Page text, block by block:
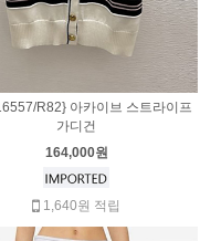
R82} 아카이브 스트라이프
가디건
164,000원
1,640원 적립